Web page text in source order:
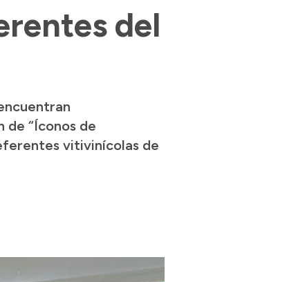
del
“Íconos de
vitivinícolas de